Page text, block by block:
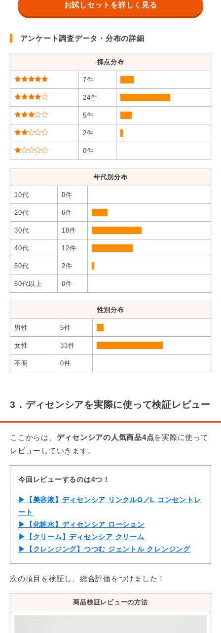
お試しセットを詳しく見る
アンケート調査データ・分布の詳細
採点分布
7件
24件
5件
2件
0件
年代別分布
10代 0件
20代 6件
30代 18件
40代 12件
50代 2件
60代以上 0件
性別分布
男性 5件
女性 33件
不明 0件
3．ディセンシアを実際に使って検証レビュー
ここからは、 ディセンシアの人気商品4点を実際に使って
レビューしていきます。
今回レビューするのは4つ！
▶【美容液】ディセンシア リンクルO／L コンセントレ
ート
▶【化粧水】ディセンシア ローション
▶【クリーム】ディセンシア クリーム
▶【クレンジング】つつむ ジェントル クレンジング
次の項目を検証し、総合評価をつけました！
商品検証レビューの方法